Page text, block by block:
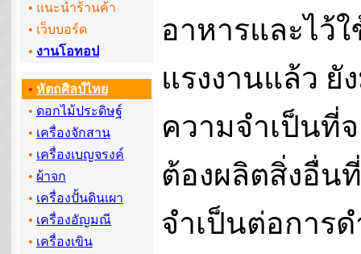
• แนะนำร้านค้า
• เว็บบอร์ด
• งานโอทอป
• หัตถศิลป์ไทย
• ดอกไม้ประดิษฐ์
• เครื่องจักสาน
• เครื่องเบญจรงค์
• ผ้าจก
• เครื่องปั้นดินเผา
• เครื่องอัญมณี
• เครื่องเขิน
อาหารและไว้ใ
แรงงานแล้ว ยั
ความจำเป็นที่
ต้องผลิตสิ่งอื่นที่
จำเป็นต่อการด